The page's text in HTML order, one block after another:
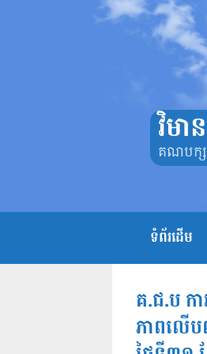
វិមា
គណបក្ស
ទំព័រដើម
គ.ជ.ប ក
ភាពលើប